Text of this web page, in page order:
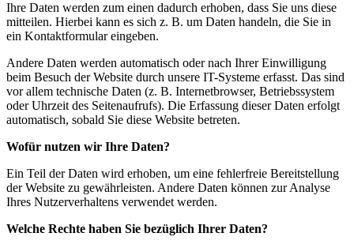
Ihre Daten werden zum einen dadurch erhoben, dass Sie uns diese
mitteilen. Hierbei kann es sich z. B. um Daten handeln, die Sie in
ein Kontaktformular eingeben.
Andere Daten werden automatisch oder nach Ihrer Einwilligung
beim Besuch der Website durch unsere IT-Systeme erfasst. Das sind
vor allem technische Daten (z. B. Internetbrowser, Betriebssystem
oder Uhrzeit des Seitenaufrufs). Die Erfassung dieser Daten erfolgt
automatisch, sobald Sie diese Website betreten.
Wofür nutzen wir Ihre Daten?
Ein Teil der Daten wird erhoben, um eine fehlerfreie Bereitstellung
der Website zu gewährleisten. Andere Daten können zur Analyse
Ihres Nutzerverhaltens verwendet werden.
Welche Rechte haben Sie bezüglich Ihrer Daten?